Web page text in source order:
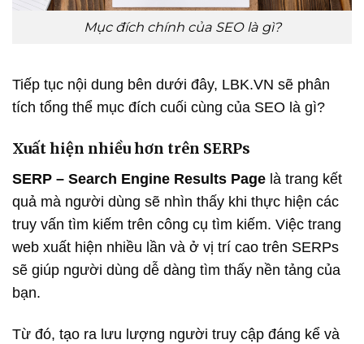
Mục đích chính của SEO là gì?
Tiếp tục nội dung bên dưới đây, LBK.VN sẽ phân
tích tổng thể mục đích cuối cùng của SEO là gì?
Xuất hiện nhiều hơn trên SERPs
SERP – Search Engine Results Page là trang kết
quả mà người dùng sẽ nhìn thấy khi thực hiện các
truy vấn tìm kiếm trên công cụ tìm kiếm. Việc trang
web xuất hiện nhiều lần và ở vị trí cao trên SERPs
sẽ giúp người dùng dễ dàng tìm thấy nền tảng của
bạn.
Từ đó, tạo ra lưu lượng người truy cập đáng kể và